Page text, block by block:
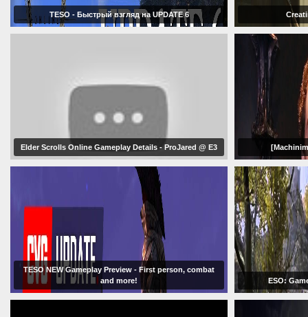
TESO - Быстрый взгляд на UPDATE 6
Elder Scrolls Online Gameplay Details - ProJared @ E3
TESO NEW Gameplay Preview - First person, combat
and more!
ESO: